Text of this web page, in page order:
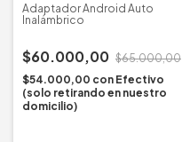
Adaptador Android Auto
Inalámbrico
$60.000,00 $65.000,00
$54.000,00 con Efectivo
(solo retirando en nuestro
domicilio)